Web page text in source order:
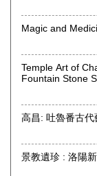
遠方の方もまず
歴史、仏教など
文芸書、古典籍
お身内やご友人
事が分らない場
スタッフが丁寧
い。
本の種類や量に
取り扱い分野
Temple Art of